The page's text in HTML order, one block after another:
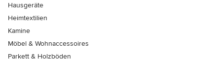
Hausgeräte
Heimtextilien
Kamine
Möbel & Wohnaccessoires
Parkett & Holzböden